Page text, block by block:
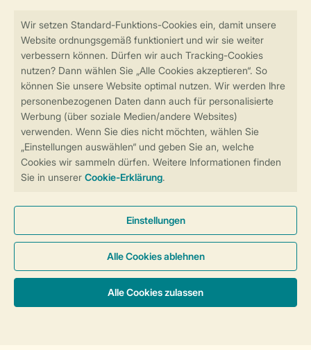
Sicherstellung Deiner Privatsphäre
Sicher und schnell zur Online-Buchung
Sichere Datenübertragung
Sicheres Bezahlen
Cookies und Banner
Barrierefreiheit
© 2026 Landal GreenParks GmbH